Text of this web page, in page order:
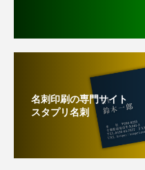
名刺印刷の専門サイト
スタプリ名刺